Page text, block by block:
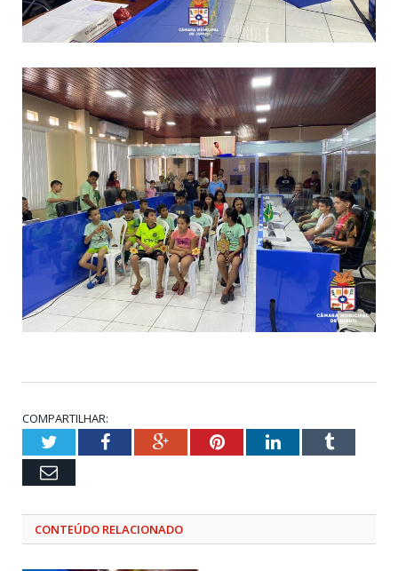
COMPARTILHAR:
TwitterFacebookGoogle+PinterestLinkedInTumblr
Email
CONTEÚDO RELACIONADO